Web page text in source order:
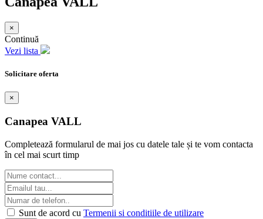
×
Continuă
Vezi lista
Solicitare oferta
×
Canapea VALL
Completează formularul de mai jos cu datele tale și te vom contacta
în cel mai scurt timp
Sunt de acord cu Termenii si conditiile de utilizare